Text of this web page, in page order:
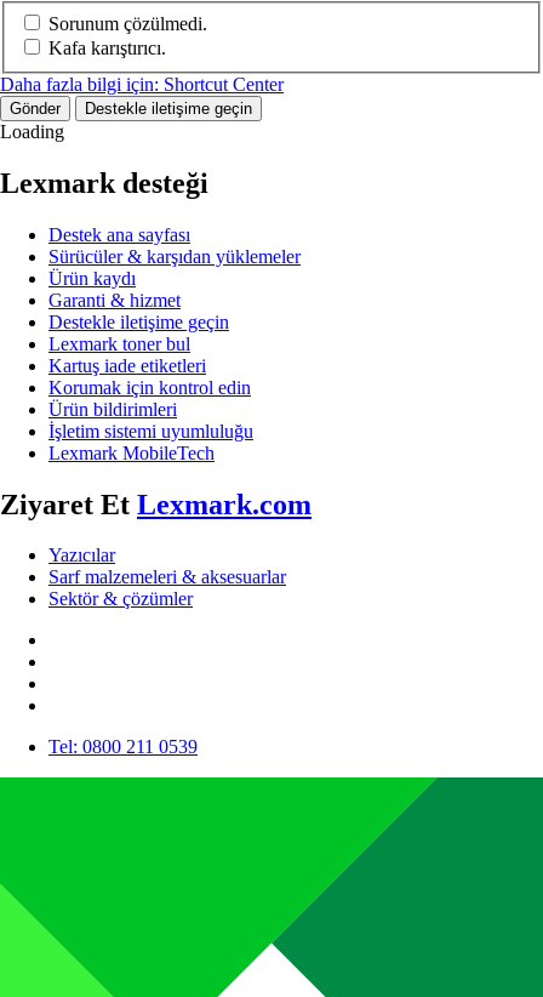
Sorunum çözülmedi.
Kafa karıştırıcı.
Daha fazla bilgi için: Shortcut Center
Gönder Destekle iletişime geçin
Loading
Lexmark desteği
Destek ana sayfası
Sürücüler & karşıdan yüklemeler
Ürün kaydı
Garanti & hizmet
Destekle iletişime geçin
Lexmark toner bul
Kartuş iade etiketleri
Korumak için kontrol edin
Ürün bildirimleri
İşletim sistemi uyumluluğu
Lexmark MobileTech
Ziyaret Et Lexmark.com
Yazıcılar
Sarf malzemeleri & aksesuarlar
Sektör & çözümler
Tel: 0800 211 0539